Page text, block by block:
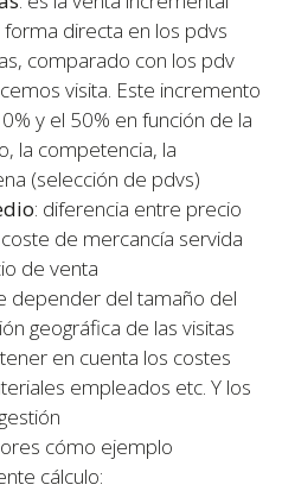
directa en los pdvs
comparado con los pdv
visita. Este incremento
y el 50% en función de la
la competencia, la
(selección de pdvs)
: diferencia entre precio
de mercancía servida
de venta
depender del tamaño del
geográfica de las visitas
en cuenta los costes
empleados etc. Y los
cómo ejemplo
cálculo: